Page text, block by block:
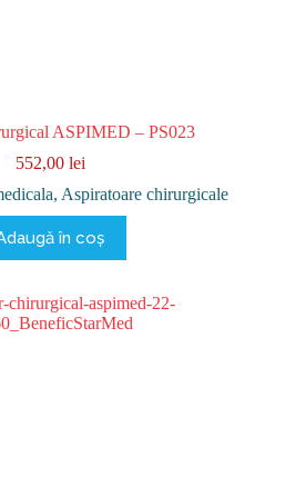
ASPIMED – PS023
552,00 lei
, Aspiratoare chirurgicale
în coș